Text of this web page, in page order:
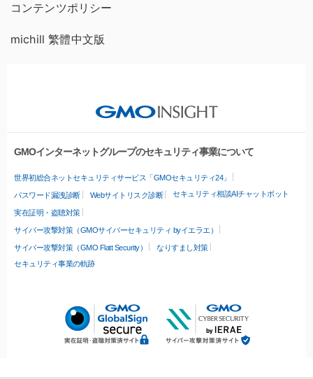
コンテンツポリシー
michill 繁體中文版
GMOインターネットグループのセキュリティ事業について
世界初総合ネットセキュリティサービス「GMOセキュリティ24」
パスワード漏洩診断 Webサイトリスク診断 セキュリティ相談AIチャットボット
実在証明・盗聴対策
サイバー攻撃対策（GMOサイバーセキュリティ byイエラエ）
サイバー攻撃対策（GMO Flatt Security）
なりすまし対策
セキュリティ事業の軌跡